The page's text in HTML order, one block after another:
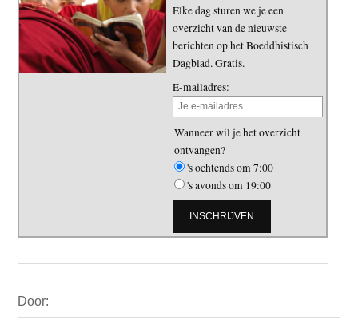
Elke dag sturen we je een
overzicht van de nieuwste
berichten op het Boeddhistisch
Dagblad. Gratis.
E-mailadres:
Wanneer wil je het overzicht
ontvangen?
's ochtends om 7:00
's avonds om 19:00
Sidebar
Door: